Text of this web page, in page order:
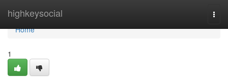
highkeysocial
Home
Home
1